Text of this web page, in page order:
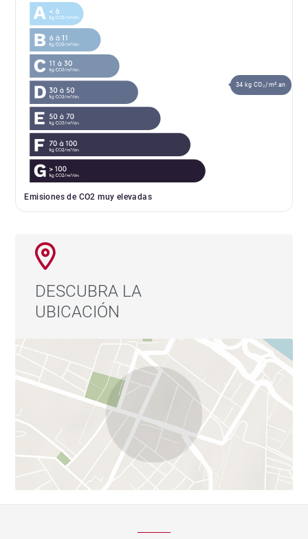
Emisiones de CO2 muy elevadas
34 kg CO₂/m².an
DESCUBRA LA
UBICACIÓN